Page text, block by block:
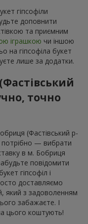
гіпсофіли
доповнити
та приємним
іграшкою чи іншою
на гіпсофіла букет
лише за додатки.
точно
(Фастівський р-
— вибрати
в м. Бобриця
повідомити
гіпсофіл і
доставляємо
який з задоволенням
забажаєте. І
цього коштують!